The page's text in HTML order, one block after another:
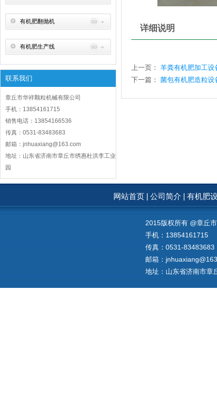
有机肥翻抛机
有机肥生产线
联系我们
章丘市华祥颗粒机械有限公司
手机：13854161715
销售电话：13854166536
传真：0531-83483683
邮箱：jnhuaxiang@163.com
地址：山东省济南市章丘市绣惠杜洪李工业
园
详细说明
上一页：
羊粪有机肥加工
下一篇： 菌包有机肥造粒
网站首页 公司简介 有机肥
2015版权所有 @章丘
手机：13854161715
传真：0531-83483683
邮箱：
地址：山东省济南市章